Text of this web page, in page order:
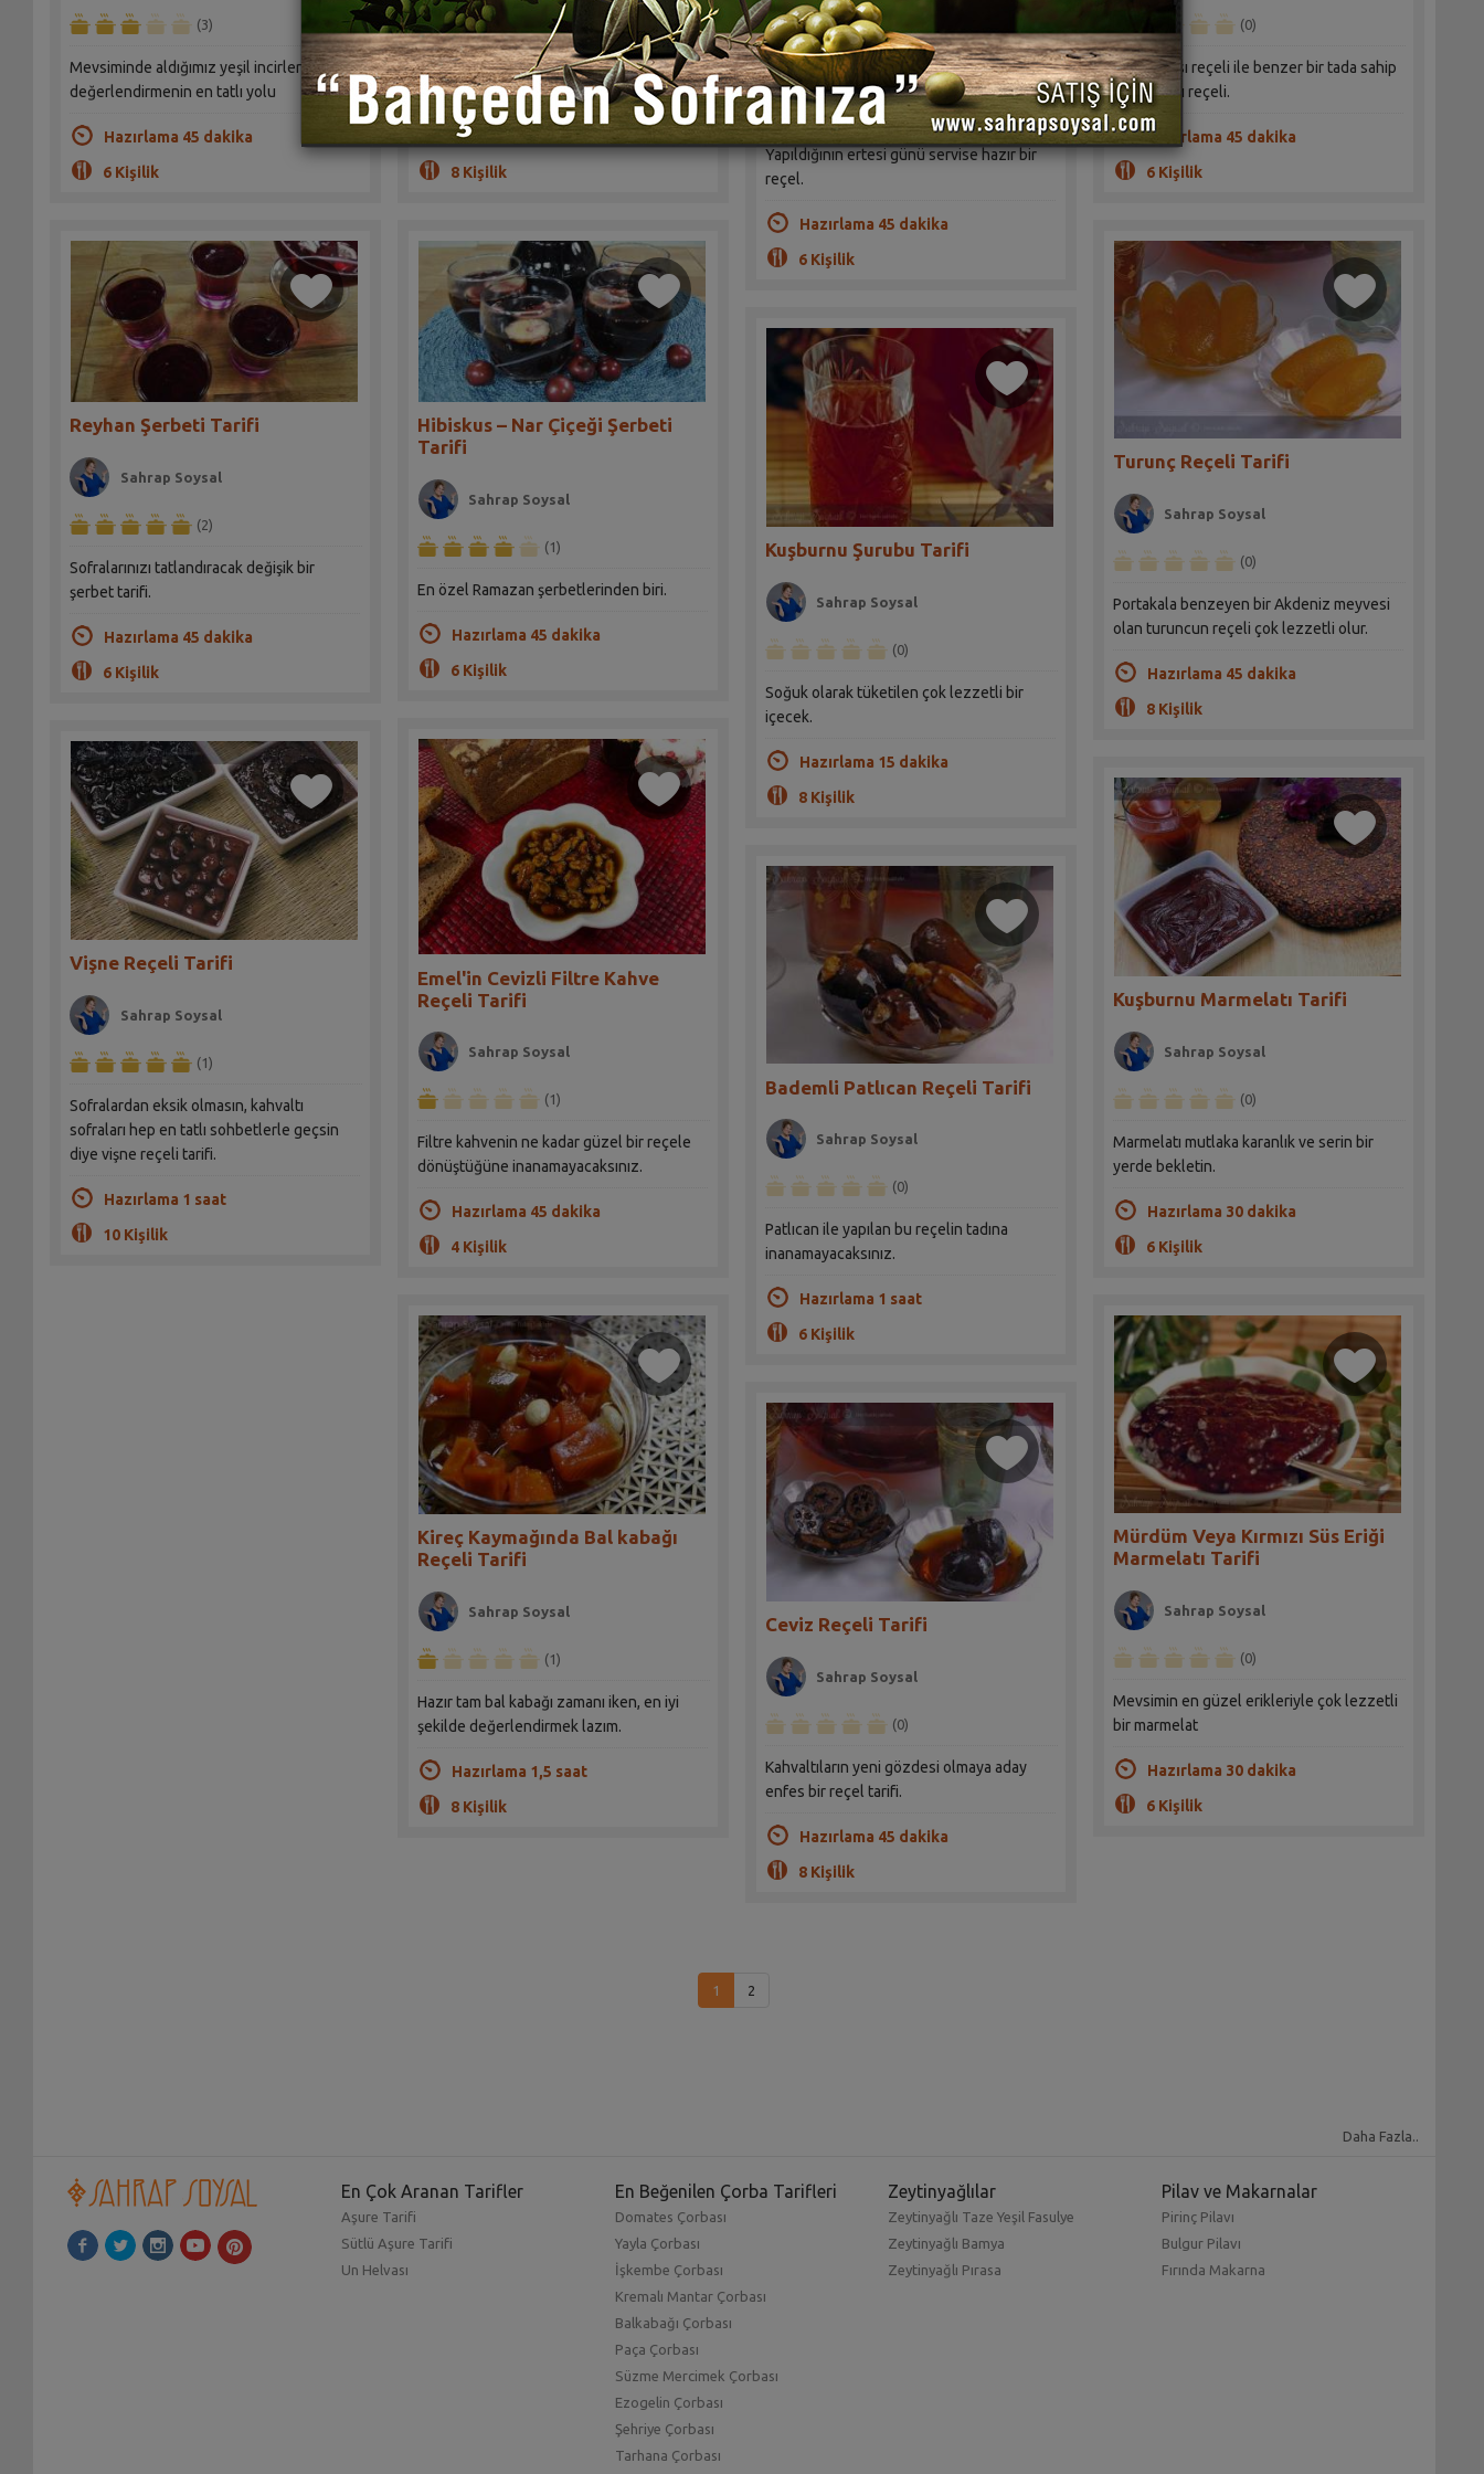
(3)
Mevsiminde aldığımız yeşil incirleri
değerlendirmenin en tatlı yolu
Hazırlama 45 dakika
6 Kişilik
Reyhan Şerbeti Tarifi
Sahrap Soysal
(2)
Sofralarınızı tatlandıracak değişik bir
şerbet tarifi.
Hazırlama 45 dakika
6 Kişilik
Vişne Reçeli Tarifi
Sahrap Soysal
(1)
Sofralardan eksik olmasın, kahvaltı
sofraları hep en tatlı sohbetlerle geçsin
diye vişne reçeli tarifi.
Hazırlama 1 saat
10 Kişilik
(1)
Bol sebzeli harika bir sıcak enginar
yemeği. Misafirleriniz çok beğenecek
Hazırlama 1 saat
8 Kişilik
Hibiskus – Nar Çiçeği Şerbeti
Tarifi
Sahrap Soysal
(1)
En özel Ramazan şerbetlerinden biri.
Hazırlama 45 dakika
6 Kişilik
Emel'in Cevizli Filtre Kahve
Reçeli Tarifi
Sahrap Soysal
(1)
Filtre kahvenin ne kadar güzel bir reçele
dönüştüğüne inanamayacaksınız.
Hazırlama 45 dakika
4 Kişilik
Kireç Kaymağında Bal kabağı
Reçeli Tarifi
Sahrap Soysal
(1)
Hazır tam bal kabağı zamanı iken, en iyi
şekilde değerlendirmek lazım.
Hazırlama 1,5 saat
8 Kişilik
Reçeli Tarifi
Sahrap Soysal
Yapıldığının ertesi günü servise hazır bir
reçel.
Hazırlama 45 dakika
6 Kişilik
Kuşburnu Şurubu Tarifi
Sahrap Soysal
(0)
Soğuk olarak tüketilen çok lezzetli bir
içecek.
Hazırlama 15 dakika
8 Kişilik
Bademli Patlıcan Reçeli Tarifi
Sahrap Soysal
(0)
Patlıcan ile yapılan bu reçelin tadına
inanamayacaksınız.
Hazırlama 1 saat
6 Kişilik
Ceviz Reçeli Tarifi
Sahrap Soysal
(0)
Kahvaltıların yeni gözdesi olmaya aday
enfes bir reçel tarifi.
Hazırlama 45 dakika
8 Kişilik
(0)
Taze kayısı reçeli ile benzer bir tada sahip
kuru kayısı reçeli.
Hazırlama 45 dakika
6 Kişilik
Turunç Reçeli Tarifi
Sahrap Soysal
(0)
Portakala benzeyen bir Akdeniz meyvesi
olan turuncun reçeli çok lezzetli olur.
Hazırlama 45 dakika
8 Kişilik
Kuşburnu Marmelatı Tarifi
Sahrap Soysal
(0)
Marmelatı mutlaka karanlık ve serin bir
yerde bekletin.
Hazırlama 30 dakika
6 Kişilik
Mürdüm Veya Kırmızı Süs Eriği
Marmelatı Tarifi
Sahrap Soysal
(0)
Mevsimin en güzel erikleriyle çok lezzetli
bir marmelat
Hazırlama 30 dakika
6 Kişilik
1 2
Daha Fazla..
En Çok Aranan Tarifler
Aşure Tarifi
Sütlü Aşure Tarifi
Un Helvası
En Beğenilen Çorba Tarifleri
Domates Çorbası
Yayla Çorbası
İşkembe Çorbası
Kremalı Mantar Çorbası
Balkabağı Çorbası
Paça Çorbası
Süzme Mercimek Çorbası
Ezogelin Çorbası
Şehriye Çorbası
Tarhana Çorbası
Zeytinyağlılar
Zeytinyağlı Taze Yeşil Fasulye
Zeytinyağlı Bamya
Zeytinyağlı Pırasa
Pilav ve Makarnalar
Pirinç Pilavı
Bulgur Pilavı
Fırında Makarna